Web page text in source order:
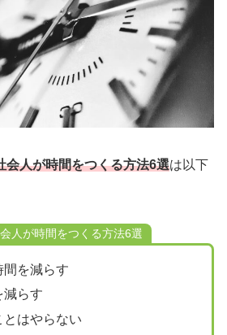
会人が時間をつくる方法6選は以下
人が時間をつくる方法6選
間を減らす
減らす
はやらない